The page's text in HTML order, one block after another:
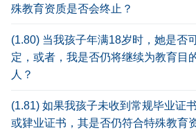
殊教育资质是否会终止？
(1.80) 当我孩子年满18岁时，她是否
定，或者，我是否仍将继续为教育目
人？
(1.81) 如果我孩子未收到常规毕业证
或肄业证书，其是否仍符合特殊教育